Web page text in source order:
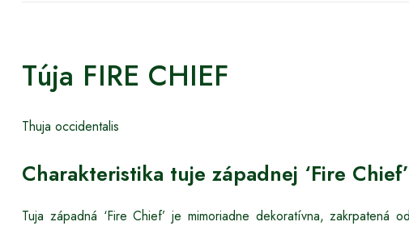
Túja FIRE CHIEF
Thuja occidentalis
Charakteristika tuje západnej ‘Fire Chief’
Tuja západná ‘Fire Chief’ je mimoriadne dekoratívna, zakrpatená